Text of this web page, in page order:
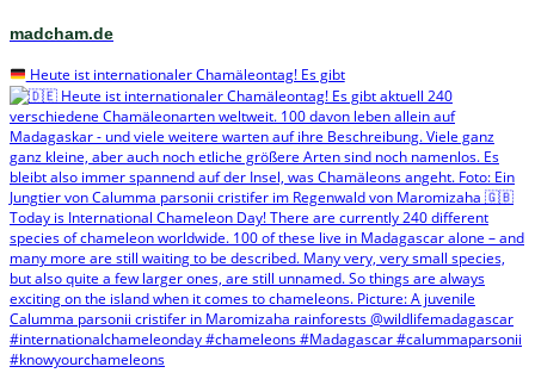
madcham.de
Heute ist internationaler Chamäleontag! Es gibt